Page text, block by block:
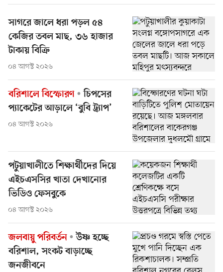
সাগরে জালে ধরা পড়ল ৫৪
কেজির তবল মাছ, ৩৬ হাজার
টাকায় বিক্রি
০৪ আগস্ট ২০২৬
বরিশালে বিস্ফোরণ
চিপসের
প্যাকেটের আড়ালে ‘বুবি ট্র্যাপ’
০৪ আগস্ট ২০২৬
পটুয়াখালীতে শিক্ষার্থীদের দিয়ে
এইচএসসির খাতা দেখানোর
ভিডিও ফেসবুকে
০৪ আগস্ট ২০২৬
জলবায়ু পরিবর্তন
উষ্ণ হচ্ছে
বরিশাল, সংকট বাড়াচ্ছে
জনজীবনে